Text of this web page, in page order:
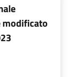
modificato